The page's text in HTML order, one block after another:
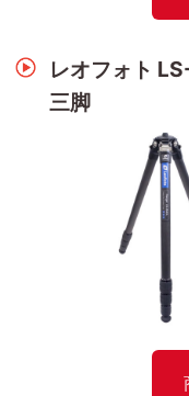
レオフォト
三脚